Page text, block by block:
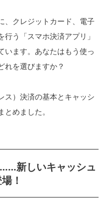
、クレジットカード、電子
う「スマホ決済アプリ」
います。あなたはもう使っ
を選びますか？
ス）決済の基本とキャッシ
めました。
新しいキャッシュ
！